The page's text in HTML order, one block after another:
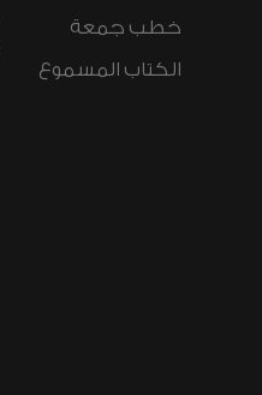
خطب جمعة
الكتاب المسموع